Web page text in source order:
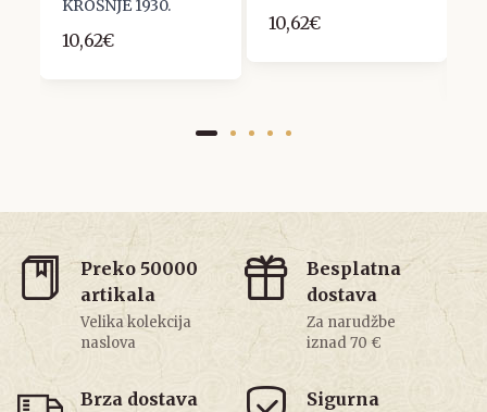
KROŠNJE 1930.
10,62€
10,62€
Preko 50000
artikala
Velika kolekcija
naslova
Besplatna
dostava
Za narudžbe
iznad 70 €
Brza dostava
Sigurna